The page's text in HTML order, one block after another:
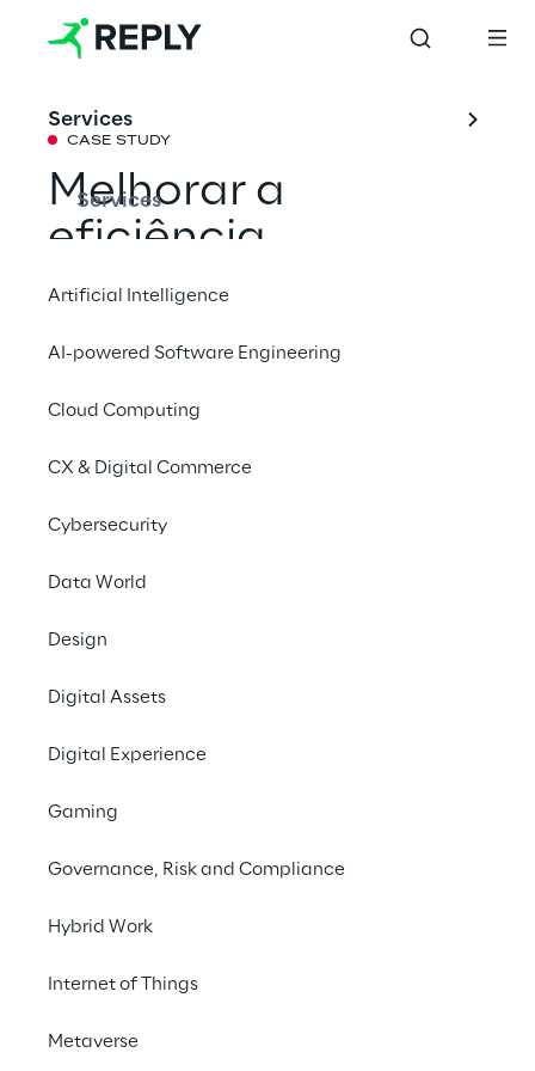
Services
Services
Artificial Intelligence
AI-powered Software Engineering
Cloud Computing
CX & Digital Commerce
Cybersecurity
Data World
Design
Digital Assets
Digital Experience
Gaming
Governance, Risk and Compliance
Hybrid Work
Internet of Things
Metaverse
CASE STUDY
Melhorar a
eficiência
operacional para
oferecer ao
experiência
superior no
aeroporto de
Londres Gatwick
Customer Experience
reforçam isso
A IMPORTÂNCIA DA INFORMAÇÃO
Informações relevantes e oportunas permite